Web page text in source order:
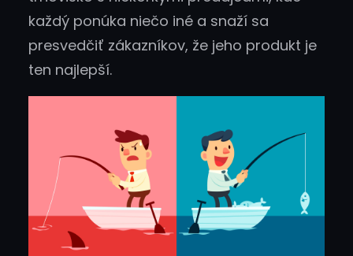
každý ponúka niečo iné a snaží sa
presvedčiť zákazníkov, že jeho produkt je
ten najlepší.